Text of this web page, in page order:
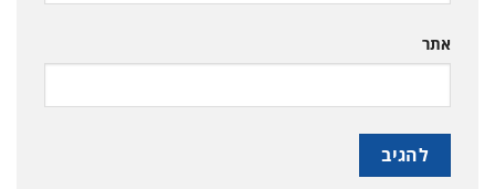
אתר